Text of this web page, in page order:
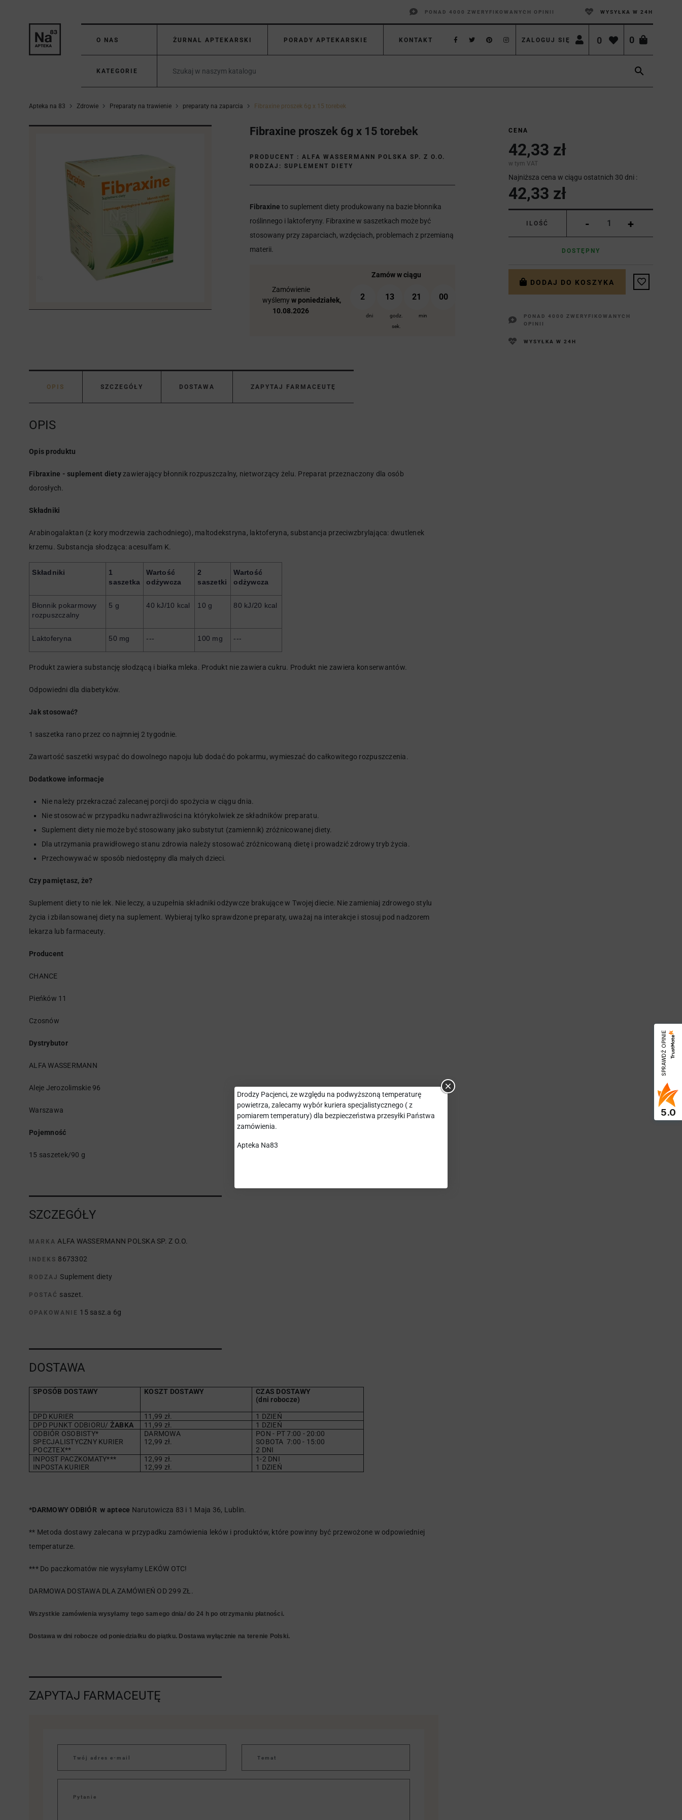
PONAD 4000 ZWERYFIKOWANYCH OPINII WYSYŁKA W 24H
O NAS ŻURNAL APTEKARSKI PORADY APTEKARSKIE KONTAKT 0
ZALOGUJ SIĘ 0
KATEGORIE 
Apteka na 83 Zdrowie Preparaty na trawienie preparaty na zaparcia Fibraxine proszek 6g x 15 torebek
Fibraxine proszek 6g x 15 torebek
PRODUCENT : ALFA WASSERMANN POLSKA SP. Z O.O.
RODZAJ: SUPLEMENT DIETY
Fibraxine to suplement diety produkowany na bazie błonnika
roślinnego i laktoferyny. Fibraxine w saszetkach może być
stosowany przy zaparciach, wzdęciach, problemach z przemianą
materii.
Zamówienie
wyślemy w poniedziałek,
10.08.2026
Zamów w ciągu
2 13 20 59
dni godz.
min
sek.
OPIS SZCZEGÓŁY DOSTAWA ZAPYTAJ FARMACEUTĘ
OPIS
Opis produktu
Fibraxine - suplement dietyzawierający błonnik rozpuszczalny, nietworzący żelu. Preparat przeznaczony dla osób
dorosłych.
Składniki
Arabinogalaktan (z kory modrzewia zachodniego), maltodekstryna, laktoferyna, substancja przeciwzbrylająca: dwutlenek
krzemu. Substancja słodząca: acesulfam K.
Składniki
1
saszetka
Wartość
odżywcza
2
saszetki
Wartość
odżywcza
Błonnik pokarmowy
rozpuszczalny
5 g 40 kJ/10 kcal 10 g 80 kJ/20 kcal
Laktoferyna 50 mg --- 100 mg ---
Produkt zawiera substancję słodzącą i białka mleka. Produkt nie zawiera cukru. Produkt nie zawiera konserwantów.
Odpowiedni dla diabetyków.
Jak stosować?
1 saszetka rano przez co najmniej 2 tygodnie.
Zawartość saszetki wsypać do dowolnego napoju lub dodać do pokarmu, wymieszać do całkowitego rozpuszczenia.
Dodatkowe informacje
Nie należy przekraczać zalecanej porcji do spożycia w ciągu dnia.
Nie stosować w przypadku nadwrażliwości na którykolwiek ze składników preparatu.
Suplement diety nie może być stosowany jako substytut (zamiennik) zróżnicowanej diety.
Dla utrzymania prawidłowego stanu zdrowia należy stosować zróżnicowaną dietę i prowadzić zdrowy tryb życia.
Przechowywać w sposób niedostępny dla małych dzieci.
Czy pamiętasz, że?
Suplement diety to nie lek. Nie leczy, a uzupełnia składniki odżywcze brakujące w Twojej diecie. Nie zamieniaj zdrowego stylu
życia i zbilansowanej diety na suplement. Wybieraj tylko sprawdzone preparaty, uważaj na interakcje i stosuj pod nadzorem
lekarza lub farmaceuty.
Producent
CHANCE
Pieńków 11
Czosnów
Dystrybutor
ALFA WASSERMANN
Aleje Jerozolimskie 96
Warszawa
Pojemność
15 saszetek/90 g
SZCZEGÓŁY
MARKA ALFA WASSERMANN POLSKA SP. Z O.O.
INDEKS 8673302
RODZAJ Suplement diety
POSTAĆ saszet.
OPAKOWANIE 15 sasz.a 6g
DOSTAWA
SPOSÓB DOSTAWY KOSZT DOSTAWY
CZAS DOSTAWY
(dni robocze)
DPD KURIER 11,99 zł.
1 DZIEŃ
DPD PUNKT ODBIORU/ ŻABKA 11,99 zł.
1 DZIEŃ
ODBIÓR OSOBISTY*
SPECJALISTYCZNY KURIER
POCZTEX**
DARMOWA
12,99 zł.
PON - PT 7:00 - 20:00
SOBOTA 7:00 - 15:00
2 DNI
INPOST PACZKOMATY***
INPOSTA KURIER
12,99 zł.
12,99 zł.
1-2 DNI
1 DZIEŃ
*DARMOWY ODBIÓR w aptece Narutowicza 83 i 1 Maja 36, Lublin.
** Metoda dostawy zalecana w przypadku zamówienia leków i produktów, które powinny być przewożone w odpowiedniej
temperaturze.
*** Do paczkomatów nie wysyłamy LEKÓW OTC!
DARMOWA DOSTAWA DLA ZAMÓWIEŃ OD 299 ZŁ.
Wszystkie zamówienia wysyłamy tego samego dnia/ do 24 h po otrzymaniu płatności.
Dostawa w dni robocze od poniedziałku do piątku. Dostawa wyłącznie na terenie Polski.
ZAPYTAJ FARMACEUTĘ
CENA
42,33 zł
w tym VAT
Najniższa cena w ciągu ostatnich 30 dni :
42,33 zł
ILOŚĆ - +
DOSTĘPNY
DODAJ DO KOSZYKA
PONAD 4000 ZWERYFIKOWANYCH
OPINII
WYSYŁKA W 24H
SPRAWDŹ OPINIE
5.0
Drodzy Pacjenci, ze względu na podwyższoną temperaturę
powietrza, zalecamy wybór kuriera specjalistycznego ( z
pomiarem temperatury) dla bezpieczeństwa przesyłki Państwa
zamówienia.
Apteka Na83